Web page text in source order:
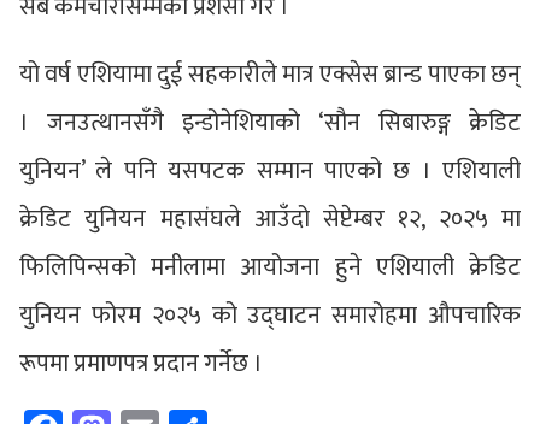
यो वर्ष एशियामा दुई सहकारीले मात्र एक्सेस ब्रान्ड पाएका छन्
। जनउत्थानसँगै इन्डोनेशियाको ‘सौन सिबारुङ्ग क्रेडिट
युनियन’ ले पनि यसपटक सम्मान पाएको छ । एशियाली
क्रेडिट युनियन महासंघले आउँदो सेप्टेम्बर १२, २०२५ मा
फिलिपिन्सको मनीलामा आयोजना हुने एशियाली क्रेडिट
युनियन फोरम २०२५ को उद्घाटन समारोहमा औपचारिक
रूपमा प्रमाणपत्र प्रदान गर्नेछ ।